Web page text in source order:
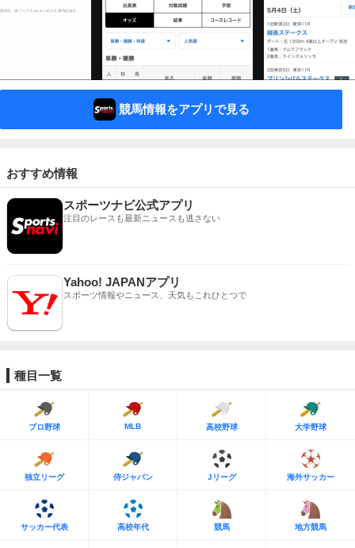
競馬情報をアプリで見る
おすすめ情報
スポーツナビ公式アプリ
注目のレースも最新ニュースも逃さない
Yahoo! JAPANアプリ
スポーツ情報やニュース、天気もこれひとつで
種目一覧
プロ野球 MLB 高校野球 大学野球
独立リーグ 侍ジャパン Jリーグ 海外サッカー
サッカー代表 高校年代 競馬 地方競馬